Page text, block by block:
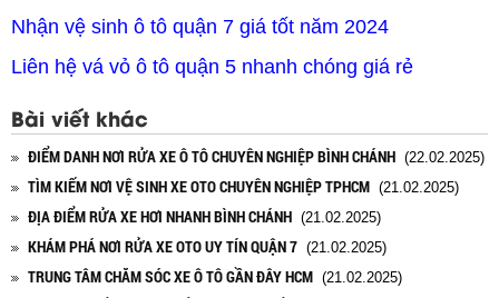
Nhận vệ sinh ô tô quận 7 giá tốt năm 2024
Liên hệ vá vỏ ô tô quận 5 nhanh chóng giá rẻ
Bài viết khác
ĐIỂM DANH NƠI RỬA XE Ô TÔ CHUYÊN NGHIỆP BÌNH CHÁNH (22.02.2025)
TÌM KIẾM NƠI VỆ SINH XE OTO CHUYÊN NGHIỆP TPHCM (21.02.2025)
ĐỊA ĐIỂM RỬA XE HƠI NHANH BÌNH CHÁNH (21.02.2025)
KHÁM PHÁ NƠI RỬA XE OTO UY TÍN QUẬN 7 (21.02.2025)
TRUNG TÂM CHĂM SÓC XE Ô TÔ GẦN ĐÂY HCM (21.02.2025)